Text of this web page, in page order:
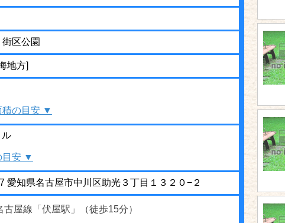
区公園
地方]
の目安 ▼
ル
目安 ▼
愛知県名古屋市中川区助光３丁目１３２０−２
古屋線「伏屋駅」（徒歩15分）